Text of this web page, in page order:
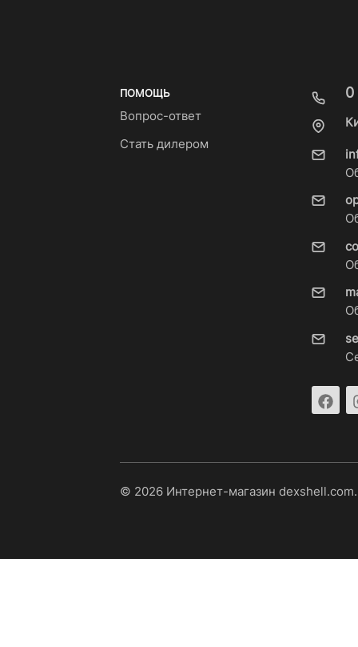
ПОМОЩЬ
Вопрос-ответ
Стать дилером
0
© 2026 Интернет-магазин